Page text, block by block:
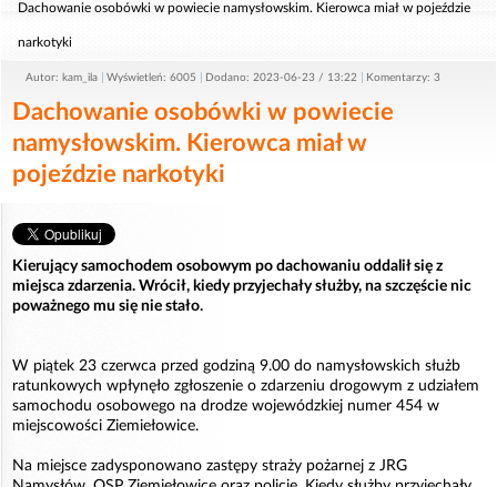
Dachowanie osobówki w powiecie namysłowskim. Kierowca miał w pojeździe
narkotyki
Autor: kam_ila Wyświetleń: 6005 Dodano: 2023-06-23 / 13:22 Komentarzy: 3
Dachowanie osobówki w powiecie
namysłowskim. Kierowca miał w
pojeździe narkotyki
Kierujący samochodem osobowym po dachowaniu oddalił się z
miejsca zdarzenia. Wrócił, kiedy przyjechały służby, na szczęście nic
poważnego mu się nie stało.
W piątek 23 czerwca przed godziną 9.00 do namysłowskich służb
ratunkowych wpłynęło zgłoszenie o zdarzeniu drogowym z udziałem
samochodu osobowego na drodze wojewódzkiej numer 454 w
miejscowości Ziemiełowice.
Na miejsce zadysponowano zastępy straży pożarnej z JRG